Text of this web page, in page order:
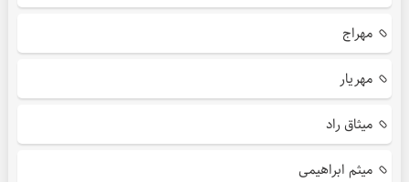
مهراج
مهریار
میثاق راد
میثم ابراهیمی